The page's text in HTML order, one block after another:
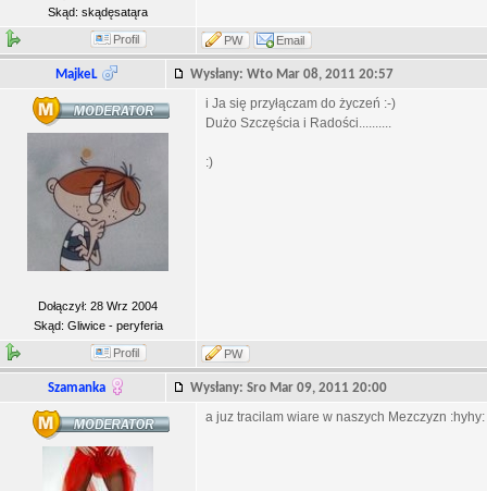
Skąd: skądęsatąra
Profil PW Email
MajkeL Wysłany: Wto Mar 08, 2011 20:57
Dołączył: 28 Wrz 2004
Skąd: Gliwice - peryferia
i Ja się przyłączam do życzeń :-)
Dużo Szczęścia i Radości..........
:)
Profil PW
Szamanka Wysłany: Sro Mar 09, 2011 20:00
a juz tracilam wiare w naszych Mezczyzn